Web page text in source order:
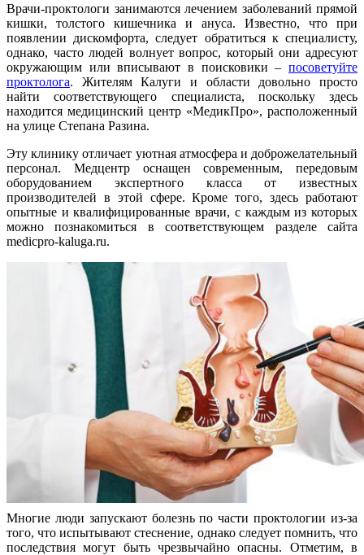
Врачи-проктологи занимаются лечением заболеваний прямой
кишки, толстого кишечника и ануса. Известно, что при
появлении дискомфорта, следует обратиться к специалисту,
однако, часто людей волнует вопрос, который они адресуют
окружающим или вписывают в поисковики – посоветуйте
проктолога. Жителям Калуги и области довольно просто
найти соответствующего специалиста, поскольку здесь
находится медицинский центр «МедикПро», расположенный
на улице Степана Разина.
Эту клинику отличает уютная атмосфера и доброжелательный
персонал. Медцентр оснащен современным, передовым
оборудованием экспертного класса от известных
производителей в этой сфере. Кроме того, здесь работают
опытные и квалифицированные врачи, с каждым из которых
можно познакомиться в соответствующем разделе сайта
medicpro-kaluga.ru.
Многие люди запускают болезнь по части проктологии из-за
того, что испытывают стеснение, однако следует помнить, что
последствия могут быть чрезвычайно опасны. Отметим, в